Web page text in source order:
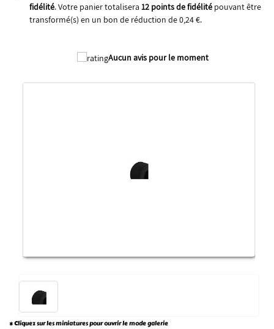
fidélité. Votre panier totalisera 12points de fidélitépouvant être
transformé(s) en un bon de réduction de0,24 €.
Aucun avis pour le moment
* Cliquez sur les miniatures pour ouvrir le mode galerie